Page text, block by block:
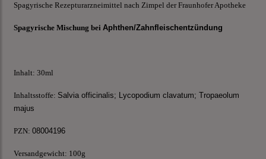
Spagyrische Rezepturarzneimittel nach Zimpel der Fraunhofer Apotheke
Spagyrische Mischung bei Aphthen/Zahnfleischentzündung
Inhalt: 30ml
Inhaltsstoffe: Salvia officinalis; Lycopodium clavatum; Tropaeolum
majus
PZN: 08004196
Versandgewicht: 100g